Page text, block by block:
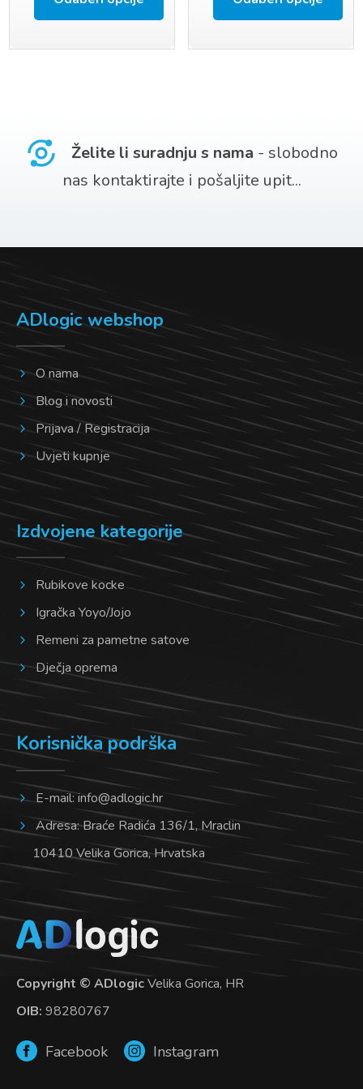
varijanti.
Opcije
odabrati
stranici
proizvoda
(20 MM)
Opcije
odabrati
proizvoda
Želite li suradnju s nama - slobodno
nas kontaktirajte i pošaljite upit...
ADlogic webshop
O nama
Blog i novosti
Prijava / Registracija
Uvjeti kupnje
Izdvojene kategorije
Rubikove kocke
Igračka Yoyo/Jojo
Remeni za pametne satove
Dječja oprema
Korisnička podrška
E-mail:info@adlogic.hr
Adresa: Braće Radića 136/1, Mraclin
10410 Velika Gorica, Hrvatska
Copyright © ADlogicVelika Gorica, HR
OIB: 98280767
Facebook Instagram